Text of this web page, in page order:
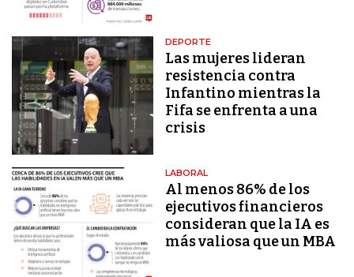
DEPORTE
Las mujeres lideran
resistencia contra
Infantino mientras la
Fifa se enfrenta a una
crisis
LABORAL
Al menos 86% de los
ejecutivos financieros
consideran que la IA es
más valiosa que un MBA